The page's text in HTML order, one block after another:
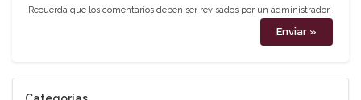
Recuerda que los comentarios deben ser revisados por un administrador.